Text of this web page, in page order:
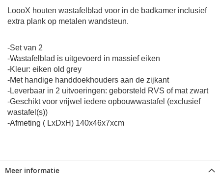
LoooX houten wastafelblad voor in de badkamer inclusief
extra plank op metalen wandsteun.
-Set van 2
-Wastafelblad is uitgevoerd in massief eiken
-Kleur: eiken old grey
-Met handige handdoekhouders aan de zijkant
-Leverbaar in 2 uitvoeringen: geborsteld RVS of mat zwart
-Geschikt voor vrijwel iedere opbouwwastafel (exclusief
wastafel(s))
-Afmeting ( LxDxH) 140x46x7xcm
Meer informatie